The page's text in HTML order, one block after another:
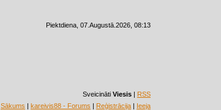
Piektdiena, 07.Augustā.2026, 08:13
Sveicināti Viesis | RSS
Sākums | kareivis88 - Forums | Reģistrācija | Ieeja